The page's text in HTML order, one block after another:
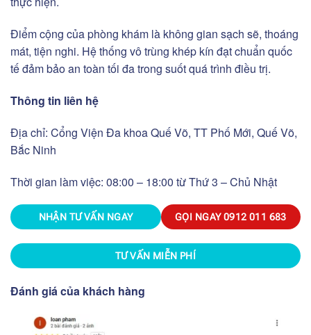
Điểm cộng của phòng khám là không gian sạch sẽ, thoáng
mát, tiện nghi. Hệ thống vô trùng khép kín đạt chuẩn quốc
tế đảm bảo an toàn tối đa trong suốt quá trình điều trị.
Thông tin liên hệ
Địa chỉ: Cổng Viện Đa khoa Quế Võ, TT Phố Mới, Quế Võ,
Bắc Ninh
Thời gian làm việc: 08:00 – 18:00 từ Thứ 3 – Chủ Nhật
NHẬN TƯ VẤN NGAY GỌI NGAY0912 011 683
TƯ VẤN MIỄN PHÍ
Đánh giá của khách hàng